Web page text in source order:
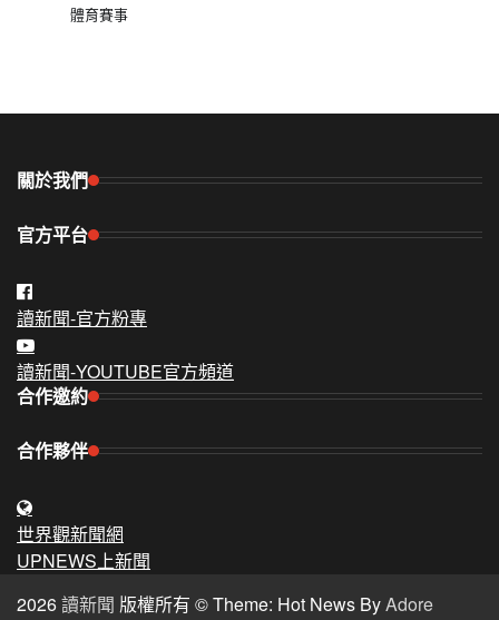
體育賽事
關於我們
官方平台
讀新聞-官方粉專
讀新聞-YOUTUBE官方頻道
合作邀約
合作夥伴
世界觀新聞網
UPNEWS上新聞
2026讀新聞 版權所有 © Theme: Hot News ByAdore